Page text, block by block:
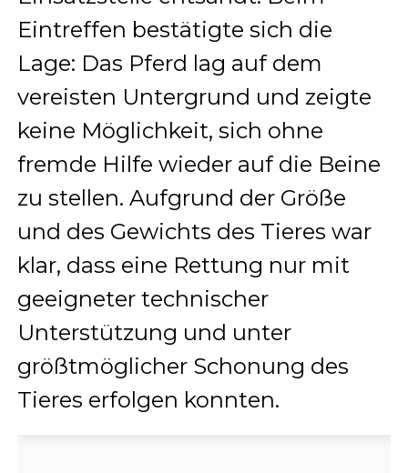
Eintreffen bestätigte sich die
Lage: Das Pferd lag auf dem
vereisten Untergrund und zeigte
keine Möglichkeit, sich ohne
fremde Hilfe wieder auf die Beine
zu stellen. Aufgrund der Größe
und des Gewichts des Tieres war
klar, dass eine Rettung nur mit
geeigneter technischer
Unterstützung und unter
größtmöglicher Schonung des
Tieres erfolgen konnten.